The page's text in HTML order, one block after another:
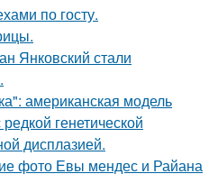
по госту.
Янковский стали
американская модель
генетической
дисплазией.
фото Евы мендес и Райана